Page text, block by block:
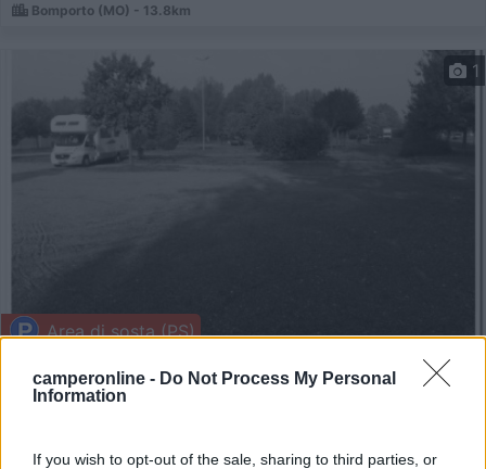
camperonline - Do Not Process My Personal
Information
If you wish to opt-out of the sale, sharing to third parties, or
Bomporto (MO) - 13.8km
Area di sosta (PS)
1
Parcheggio Scambiatore Parco Ferrari
Servizi / Posizione